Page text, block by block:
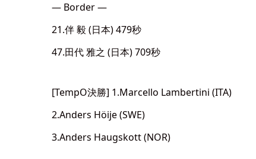
— Border —
21.伴 毅 (日本) 479秒
47.田代 雅之 (日本) 709秒
[TempO決勝] 1.Marcello Lambertini (ITA)
2.Anders Höije (SWE)
3.Anders Haugskott (NOR)